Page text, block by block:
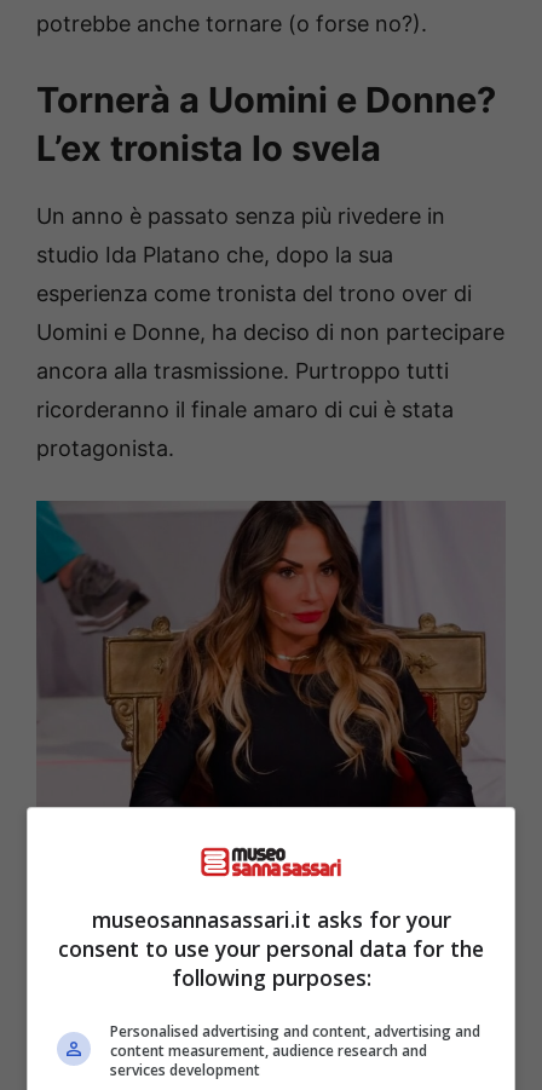
potrebbe anche tornare (o forse no?).
Tornerà a Uomini e Donne?
L’ex tronista lo svela
Un anno è passato senza più rivedere in
studio Ida Platano che, dopo la sua
esperienza come tronista del trono over di
Uomini e Donne, ha deciso di non partecipare
ancora alla trasmissione. Purtroppo tutti
ricorderanno il finale amaro di cui è stata
protagonista.
@idaplatano) – museosannasassari.it
La bella Ida uscì dalla trasmissione da sola,
senza aver incontrato nessuno con cui vivere
nonostante le tante conoscenze avute
durante Uomini e Donne. Il pubblico
museosannasassari.it asks for your
consent to use your personal data for the
following purposes:
Personalised advertising and content, advertising and
content measurement, audience research and
services development